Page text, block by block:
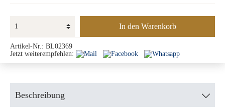
In den Warenkorb
Artikel-Nr.: BL02369
Jetzt weiterempfehlen:
Beschreibung